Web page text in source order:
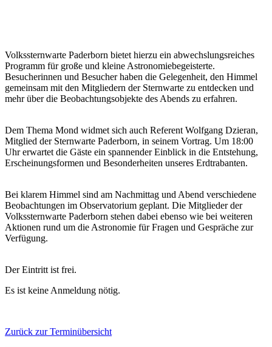
Volkssternwarte Paderborn bietet hierzu ein abwechslungsreiches
Programm für große und kleine Astronomiebegeisterte.
Besucherinnen und Besucher haben die Gelegenheit, den Himmel
gemeinsam mit den Mitgliedern der Sternwarte zu entdecken und
mehr über die Beobachtungsobjekte des Abends zu erfahren.
Dem Thema Mond widmet sich auch Referent Wolfgang Dzieran,
Mitglied der Sternwarte Paderborn, in seinem Vortrag. Um 18:00
Uhr erwartet die Gäste ein spannender Einblick in die Entstehung,
Erscheinungsformen und Besonderheiten unseres Erdtrabanten.
Bei klarem Himmel sind am Nachmittag und Abend verschiedene
Beobachtungen im Observatorium geplant. Die Mitglieder der
Volkssternwarte Paderborn stehen dabei ebenso wie bei weiteren
Aktionen rund um die Astronomie für Fragen und Gespräche zur
Verfügung.
Der Eintritt ist frei.
Es ist keine Anmeldung nötig.
Zurück zur Terminübersicht